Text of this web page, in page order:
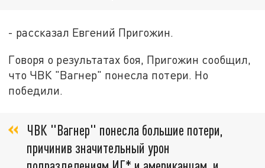
- рассказал Евгений Пригожин.
Говоря о результатах боя, Пригожин сообщил,
что ЧВК "Вагнер" понесла потери. Но
победили.
ЧВК "Вагнер" понесла большие потери,
причинив значительный урон